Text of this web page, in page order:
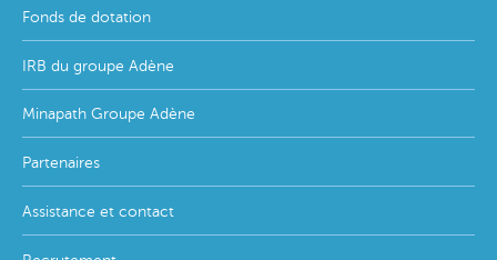
Fonds de dotation
IRB du groupe Adène
Minapath Groupe Adène
Partenaires
Assistance et contact